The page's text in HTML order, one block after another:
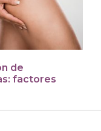
de
factores